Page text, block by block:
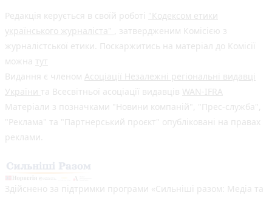
Редакція керується в своїй роботі "Кодексом етики
українського журналіста" , затвердженим Комісією з
журналістської етики. Поскаржитись на матеріал до Комісії
можна тут
Видання є членом Асоціації Незалежні регіональні видавці
України та Всесвітньої асоціації видавців WAN-IFRA
Матеріали з позначками "Новини компаній", "Прес-служба",
"Реклама" та "Партнерський проєкт" опубліковані на правах
реклами.
Здійснено за підтримки програми «Сильніші разом: Медіа та